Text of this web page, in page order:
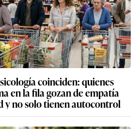
coinciden: quienes
en la fila gozan de empatía
y no solo tienen autocontrol